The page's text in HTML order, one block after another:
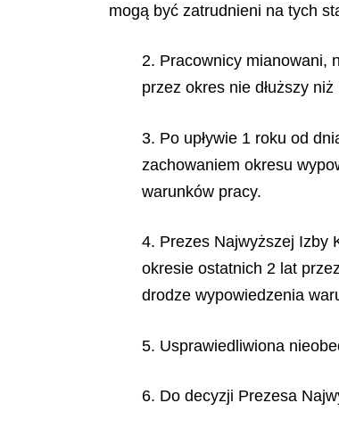
mogą być zatrudnieni na tych
2. Pracownicy mianowani,
przez okres nie dłuższy
3. Po upływie 1 roku od
zachowaniem okresu
warunków pracy.
4. Prezes Najwyższej Izby
okresie ostatnich 2 lat
drodze wypowiedzenia
5. Usprawiedliwiona
6. Do decyzji Prezesa